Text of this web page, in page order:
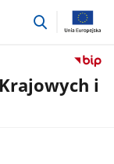
przejdź
i